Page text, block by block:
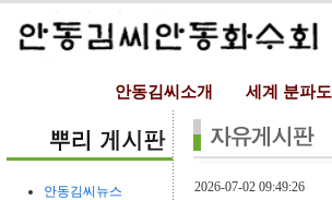
안동김씨소개 세계 분파도
안동김씨뉴스
2026-07-02 09:49:26